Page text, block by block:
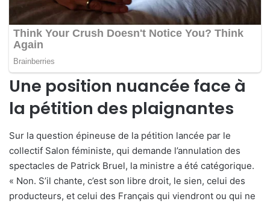
Une position nuancée face à
la pétition des plaignantes
Sur la question épineuse de la pétition lancée par le
collectif Salon féministe, qui demande l’annulation des
spectacles de Patrick Bruel, la ministre a été catégorique.
« Non. S’il chante, c’est son libre droit, le sien, celui des
producteurs, et celui des Français qui viendront ou qui ne